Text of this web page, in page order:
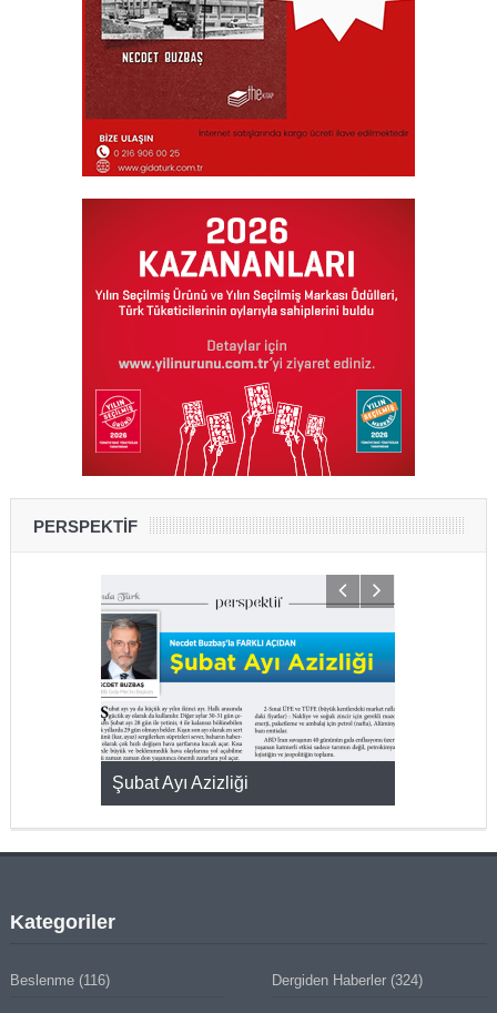
PERSPEKTİF
Şubat Ayı Azizliği
Kategoriler
Beslenme(116) Dergiden Haberler (324)